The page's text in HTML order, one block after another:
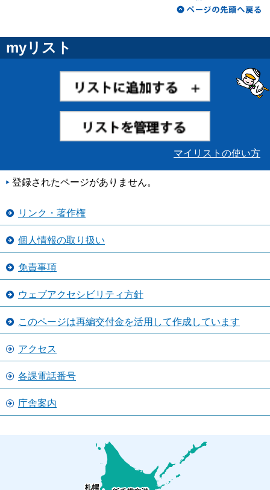
myリスト
マイリストの使い方
登録されたページがありません。
リンク・著作権
個人情報の取り扱い
免責事項
ウェブアクセシビリティ方針
このページは再編交付金を活用して作成しています
アクセス
各課電話番号
庁舎案内